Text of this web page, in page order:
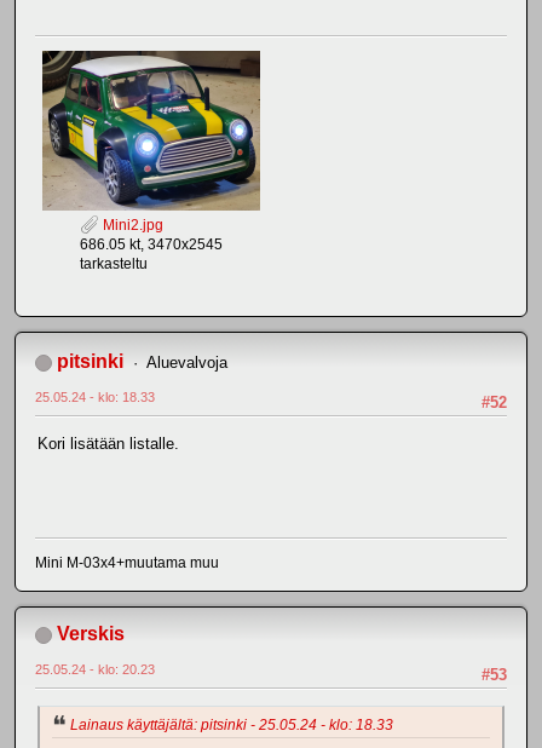
Mini2.jpg
686.05 kt, 3470x2545
tarkasteltu
pitsinki Aluevalvoja
#52
25.05.24 - klo: 18.33
Kori lisätään listalle.
Mini M-03x4+muutama muu
Verskis
#53
25.05.24 - klo: 20.23
Lainaus käyttäjältä: pitsinki - 25.05.24 - klo: 18.33